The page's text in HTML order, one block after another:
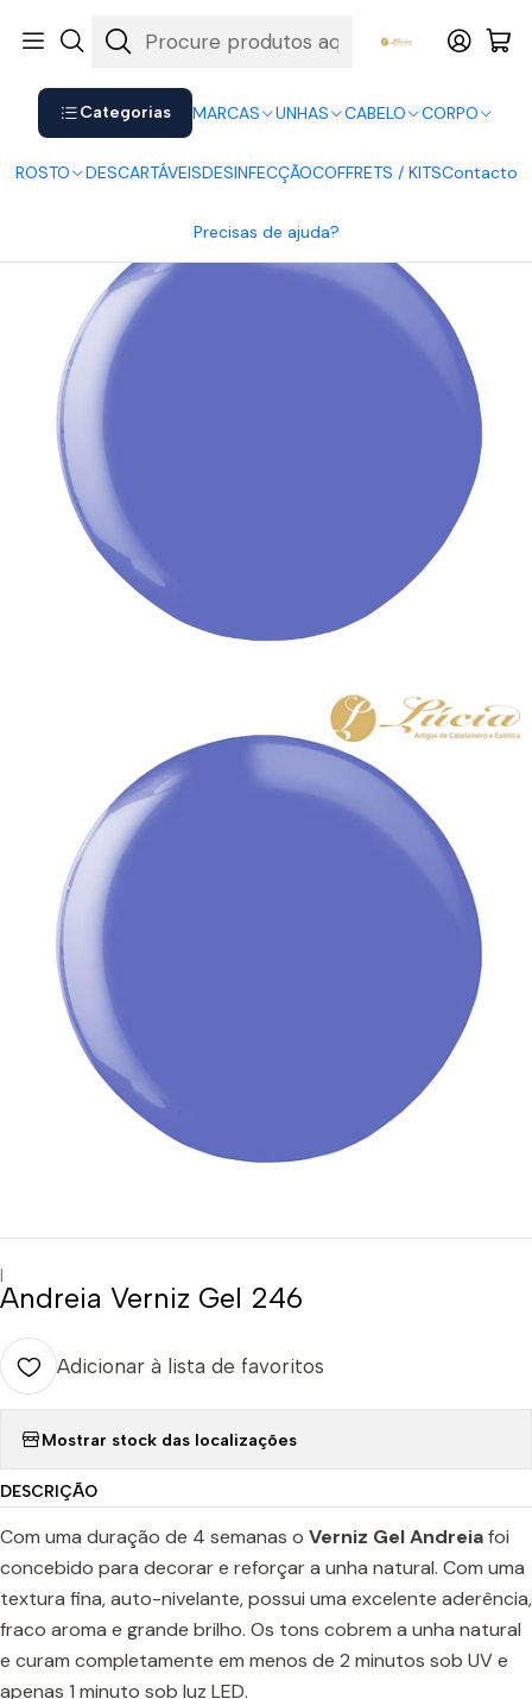
Categorias MARCAS UNHAS CABELO CORPO
ROSTO DESCARTÁVEISDESINFECÇÃOCOFFRETS / KITSContacto
Precisas de ajuda?
Shop now. Pay later with Klarna.
Andreia Verniz Gel 246
|
Andreia Verniz Gel 246
Adicionar à lista de favoritos
Mostrar stock das localizações
DESCRIÇÃO
Com uma duração de 4 semanas o Verniz Gel Andreiafoi
concebido para decorar e reforçar a unha natural. Com uma
textura fina, auto-nivelante, possui uma excelente aderência,
fraco aroma e grande brilho. Os tons cobrem a unha natural
e curam completamente em menos de 2 minutos sob UV e
apenas 1 minuto sob luz LED.